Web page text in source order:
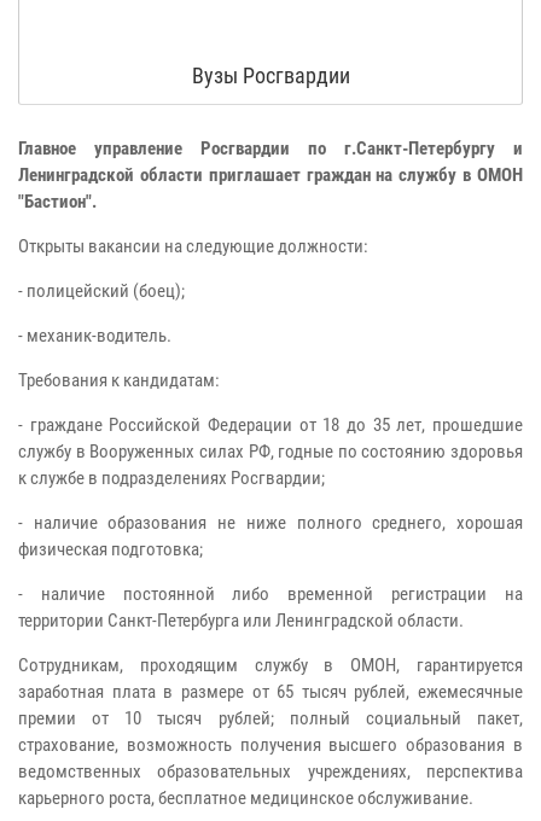
Вузы Росгвардии
Главное управление Росгвардии по г.Санкт-Петербургу и
Ленинградской области приглашает граждан на службу в ОМОН
"Бастион".
Открыты вакансии на следующие должности:
- полицейский (боец);
- механик-водитель.
Требования к кандидатам:
- граждане Российской Федерации от 18 до 35 лет, прошедшие
службу в Вооруженных силах РФ, годные по состоянию здоровья
к службе в подразделениях Росгвардии;
- наличие образования не ниже полного среднего, хорошая
физическая подготовка;
- наличие постоянной либо временной регистрации на
территории Санкт-Петербурга или Ленинградской области.
Сотрудникам, проходящим службу в ОМОН, гарантируется
заработная плата в размере от 65 тысяч рублей, ежемесячные
премии от 10 тысяч рублей; полный социальный пакет,
страхование, возможность получения высшего образования в
ведомственных образовательных учреждениях, перспектива
карьерного роста, бесплатное медицинское обслуживание.